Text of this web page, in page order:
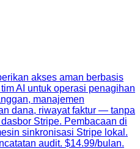
akses aman berbasis
AI untuk operasi penagihan
manajemen
dana, riwayat faktur — tanpa
Stripe. Pembacaan di
sinkronisasi Stripe lokal.
audit. $14.99/bulan.